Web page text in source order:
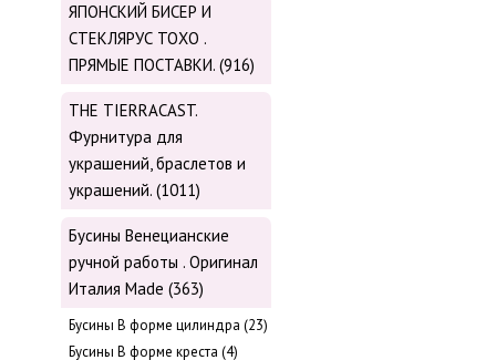
ЯПОНСКИЙ БИСЕР И
СТЕКЛЯРУС TOХО .
ПРЯМЫЕ ПОСТАВКИ. (916)
THE TIERRACAST.
Фурнитура для
украшений, браслетов и
украшений. (1011)
Бусины Венецианские
ручной работы . Оригинал
Италия Made (363)
Буcины В форме цилиндра (23)
Бусины В форме креста (4)